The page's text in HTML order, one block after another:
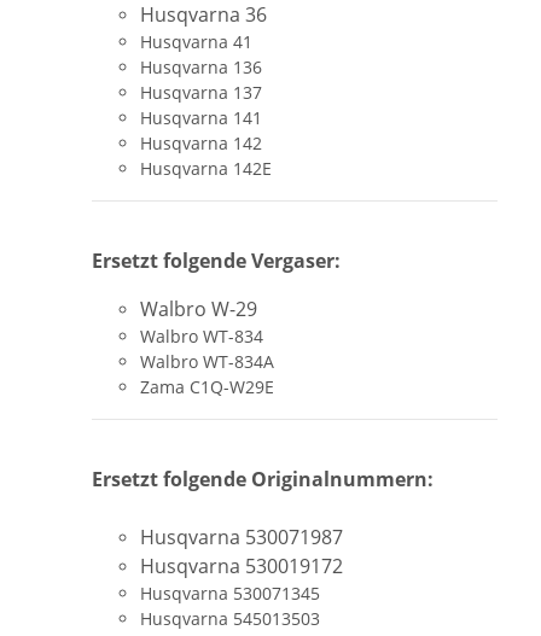
Husqvarna 36
Husqvarna 41
Husqvarna 136
Husqvarna 137
Husqvarna 141
Husqvarna 142
Husqvarna 142E
Ersetzt folgende Vergaser:
Walbro W-29
Walbro WT-834
Walbro WT-834A
Zama C1Q-W29E
Ersetzt folgende Originalnummern:
Husqvarna 530071987
Husqvarna 530019172
Husqvarna 530071345
Husqvarna 545013503